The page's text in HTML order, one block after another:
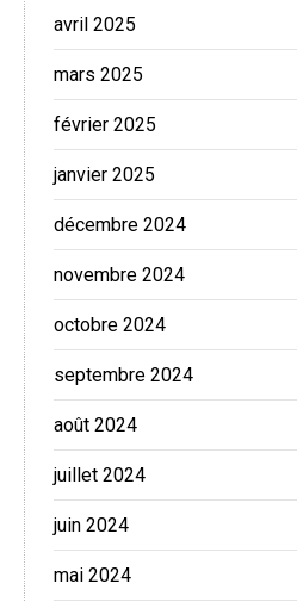
avril 2025
mars 2025
février 2025
janvier 2025
décembre 2024
novembre 2024
octobre 2024
septembre 2024
août 2024
juillet 2024
juin 2024
mai 2024